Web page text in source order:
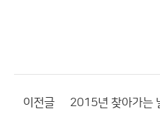
이전글 2015년 찾아가는